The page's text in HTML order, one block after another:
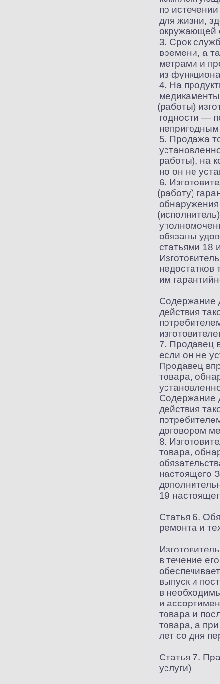
по
для жизни,
окружающей
3. Срок
времени, а
метрами и
из
4. На
(работы)
годности —
5. Продажа
работы), на
но он не
6.
(работу)
обнаружения
(
обязаны
статьями 18
недостатков
им
Содержание
действия
7. Продавец
если он не
Продавец
товара,
Содержание
действия
договором
8.
товара,
настоящего
19
Статья 6.
ремонта и
в течение
выпуск и
в
и
товара и
товара, а при
лет со дня
Статья 7.
услуги)